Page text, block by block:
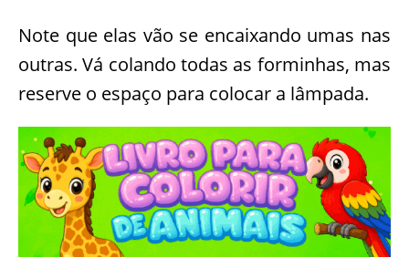
Note que elas vão se encaixando umas nas
outras. Vá colando todas as forminhas, mas
reserve o espaço para colocar a lâmpada.